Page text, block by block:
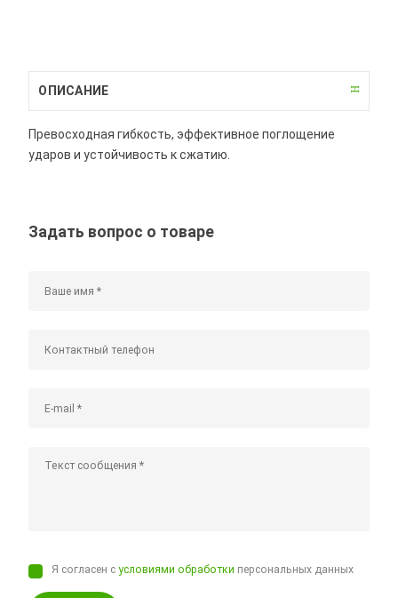
ОПИСАНИЕ
Превосходная гибкость, эффективное поглощение
ударов и устойчивость к сжатию.
Задать вопрос о товаре
Я согласен сусловиями обработки персональных данных